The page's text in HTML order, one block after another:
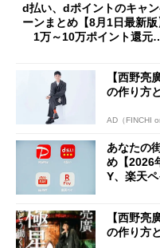
d払い、dポイントのキャ
ーンまとめ【8月1日最新版
1万～10万ポイント還元
【西野亮
の作り方
AD（FINCHI
あなたの
め【2026
Y、楽天ペ
【西野亮
の作り方